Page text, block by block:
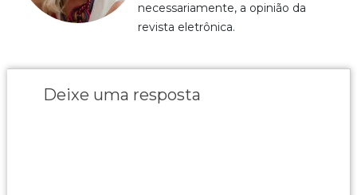
necessariamente, a opinião da
revista eletrônica.
Deixe uma resposta